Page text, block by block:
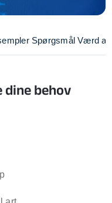
Spørgsmål Værd at
dine behov